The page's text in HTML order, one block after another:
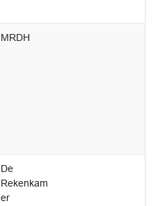
MRDH
De
Rekenkam
er